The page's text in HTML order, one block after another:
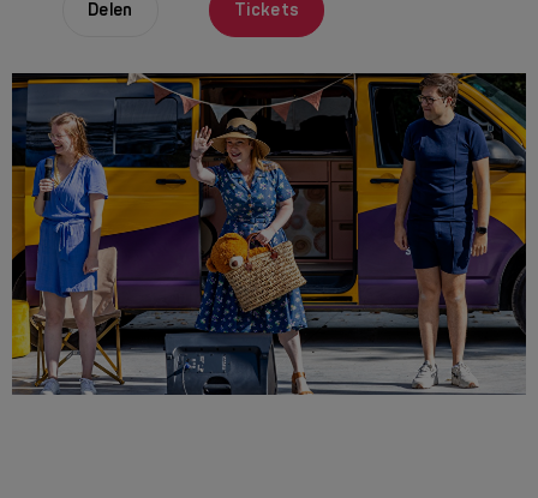
Winkeltijden en koopzondagen
Delen Tickets